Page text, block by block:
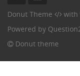
Donut Theme with
Powered by
Donut theme